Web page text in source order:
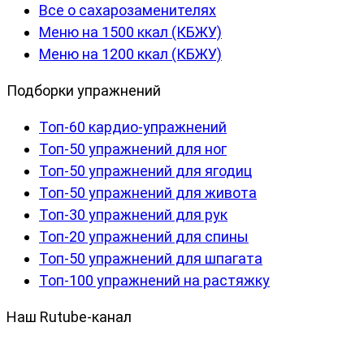
Все о сахарозаменителях
Меню на 1500 ккал (КБЖУ)
Меню на 1200 ккал (КБЖУ)
Подборки упражнений
Топ-60 кардио-упражнений
Топ-50 упражнений для ног
Топ-50 упражнений для ягодиц
Топ-50 упражнений для живота
Топ-30 упражнений для рук
Топ-20 упражнений для спины
Топ-50 упражнений для шпагата
Топ-100 упражнений на растяжку
Наш Rutube-канал